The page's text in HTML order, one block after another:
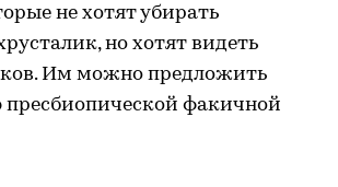
не хотят убирать
но хотят видеть
Им можно предложить
факичной